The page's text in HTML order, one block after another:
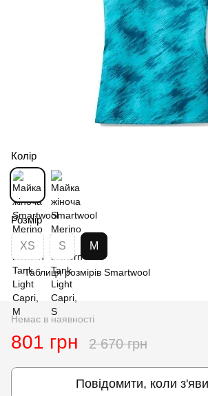
Колір
Розмір
XS S M
Таблиця розмірів Smartwool
Немає в наявності
801 грн 2 670 грн
Повідомити, коли